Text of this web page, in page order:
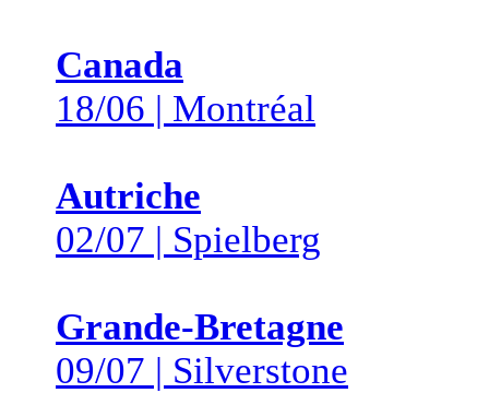
Canada
18/06 | Montréal
Autriche
02/07 | Spielberg
Grande-Bretagne
09/07 | Silverstone